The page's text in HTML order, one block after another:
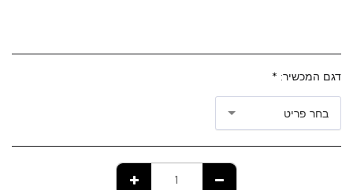
דגם המכשיר: *
בחר פריט